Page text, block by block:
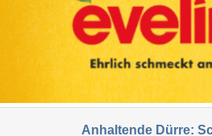
Anhaltende Dürre: